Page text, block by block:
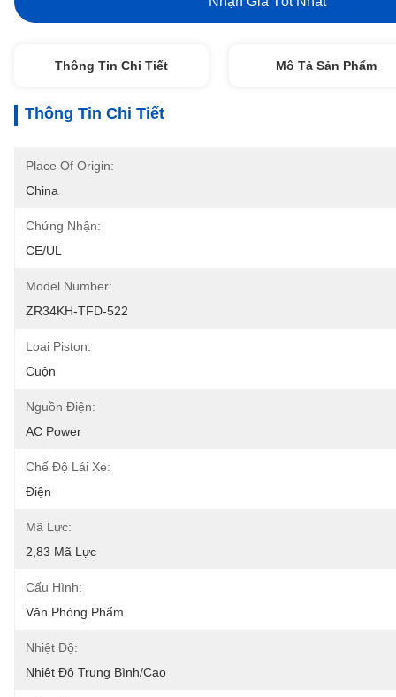
Thông Tin Chi Tiết Mô Tả Sản Phẩm
Thông Tin Chi Tiết
Place Of Origin:
China
Chứng Nhận:
CE/UL
Model Number:
ZR34KH-TFD-522
Loại Piston:
Cuộn
Nguồn Điện:
AC Power
Chế Độ Lái Xe:
Điện
Mã Lực:
2,83 Mã Lực
Cấu Hình:
Văn Phòng Phẩm
Nhiệt Độ:
Nhiệt Độ Trung Bình/cao